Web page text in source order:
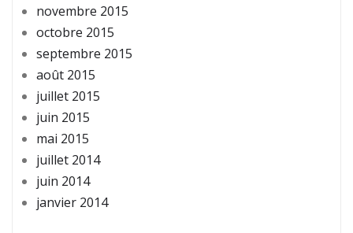
novembre 2015
octobre 2015
septembre 2015
août 2015
juillet 2015
juin 2015
mai 2015
juillet 2014
juin 2014
janvier 2014